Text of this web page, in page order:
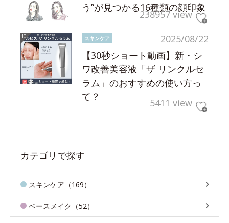
う”が見つかる16種類の顔印象
238957 view
2025/08/22
スキンケア
【30秒ショート動画】新・シ
ワ改善美容液「ザ リンクルセ
ラム」のおすすめの使い方っ
て？
5411 view
カテゴリで探す
スキンケア（169）
ベースメイク（52）